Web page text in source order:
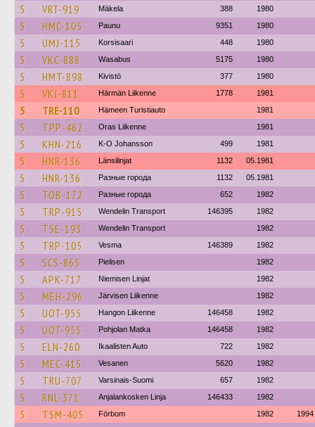
5 VRT-919 Mäkela 388 1980
5 HMC-105 Paunu 9351 1980
5 UMJ-115 Korsisaari 448 1980
5 VKC-888 Wasabus 5175 1980
5 HMT-898 Kivistö 377 1980
5 VKJ-811 Härmän Liikenne 1778 1981
5 TRE-110 Hämeen Turistiauto 1981
5 TPP-462 Oras Liikenne 1981
5 KHN-216 K-O Johansson 499 1981
5 HNR-136 Länsilinjat 1132 05.1981
5 HNR-136 Разные города 1132 05.1981
5 TOB-172 Разные города 652 1982
5 TRP-915 Wendelin Transport 146395 1982
5 TSE-193 Wendelin Transport 1982
5 TRP-105 Vesma 146389 1982
5 SCS-865 Pielisen 1982
5 APK-717 Niemisen Linjat 1982
5 MEH-296 Järvisen Liikenne 1982
5 UOT-955 Hangon Liikenne 146458 1982
5 UOT-955 Pohjolan Matka 146458 1982
5 ELN-260 Ikaalisten Auto 722 1982
5 MEC-415 Vesanen 5620 1982
5 TRU-707 Varsinais-Suomi 657 1982
5 RNL-371 Anjalankosken Linja 146433 1982
5 TSM-405 Förbom 1982 1994